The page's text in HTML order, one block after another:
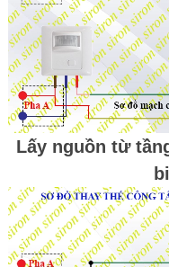
Lấy nguồn từ